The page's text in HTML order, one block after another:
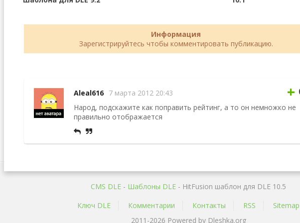
Информация
Зарегистрируйтесь чтобы комментировать публикацию.
Aleal616 7 марта 2012 20:43 +
Народ, подскажите как поправить рейтинг, а то он немножко не
правильно отображается
CMS DLE - Шаблоны DLE - HitFusion шаблон для DLE 10.5
Ключ DLE
Комментарии Контакты RSS
Sitemap
2011-2026 Powered by Dleshka.org